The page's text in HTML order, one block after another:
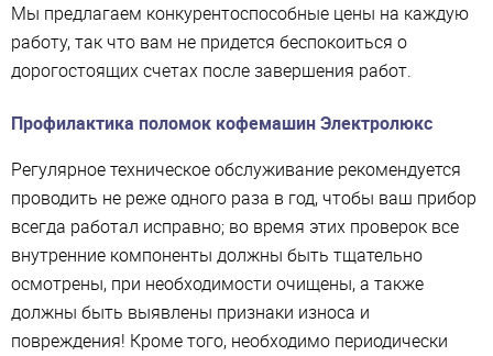
Мы предлагаем конкурентоспособные цены на каждую
работу, так что вам не придется беспокоиться о
дорогостоящих счетах после завершения работ.
Профилактика поломок кофемашин Электролюкс
Регулярное техническое обслуживание рекомендуется
проводить не реже одного раза в год, чтобы ваш прибор
всегда работал исправно; во время этих проверок все
внутренние компоненты должны быть тщательно
осмотрены, при необходимости очищены, а также
должны быть выявлены признаки износа и
повреждения! Кроме того, необходимо периодически